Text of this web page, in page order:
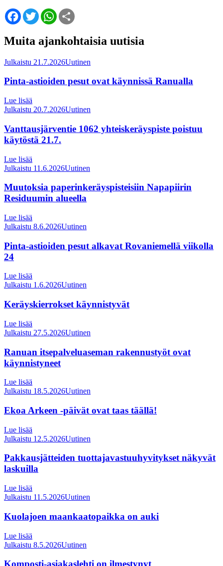
FacebookTwitterWhatsApp
Muita ajankohtaisia uutisia
Julkaistu 21.7.2026Uutinen
Pinta-astioiden pesut ovat käynnissä Ranualla
Lue lisää
Julkaistu 20.7.2026Uutinen
Vanttausjärventie 1062 yhteiskeräyspiste poistuu
käytöstä 21.7.
Lue lisää
Julkaistu 11.6.2026Uutinen
Muutoksia paperinkeräyspisteisiin Napapiirin
Residuumin alueella
Lue lisää
Julkaistu 8.6.2026Uutinen
Pinta-astioiden pesut alkavat Rovaniemellä viikolla
24
Lue lisää
Julkaistu 1.6.2026Uutinen
Keräyskierrokset käynnistyvät
Lue lisää
Julkaistu 27.5.2026Uutinen
Ranuan itsepalveluaseman rakennustyöt ovat
käynnistyneet
Lue lisää
Julkaistu 18.5.2026Uutinen
Ekoa Arkeen -päivät ovat taas täällä!
Lue lisää
Julkaistu 12.5.2026Uutinen
Pakkausjätteiden tuottajavastuuhyvitykset näkyvät
laskuilla
Lue lisää
Julkaistu 11.5.2026Uutinen
Kuolajoen maankaatopaikka on auki
Lue lisää
Julkaistu 8.5.2026Uutinen
Komposti-asiakaslehti on ilmestynyt